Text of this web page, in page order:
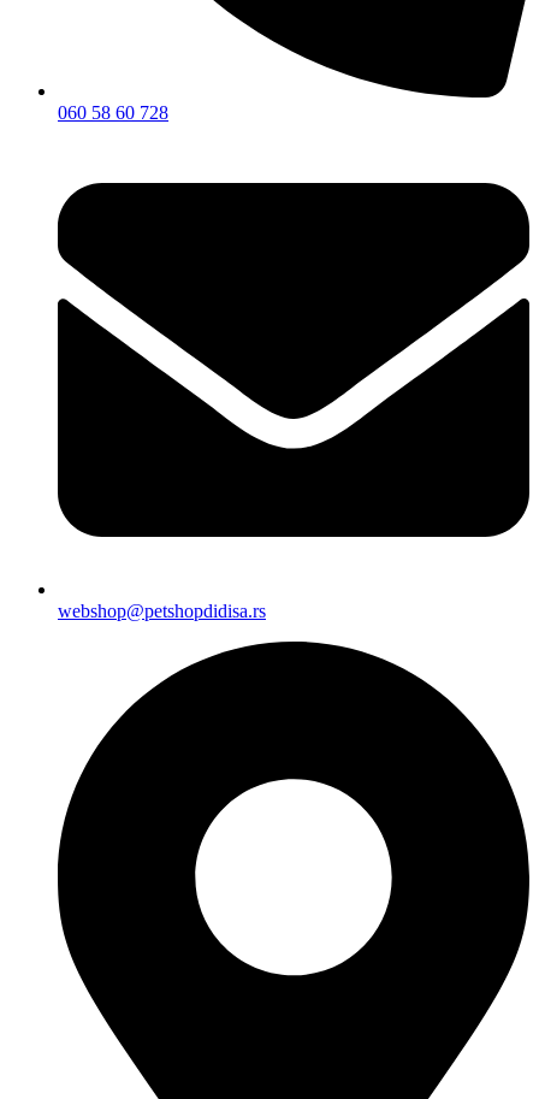
060 58 60 728
webshop@petshopdidisa.rs